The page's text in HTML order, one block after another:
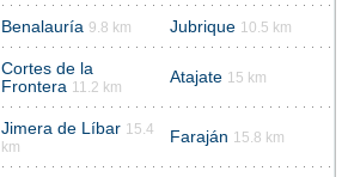
Benalauría 9.8 km Jubrique 10.5 km
Cortes de la
Frontera 11.2 km
Atajate 15 km
Jimera de Líbar 15.4
km
Faraján 15.8 km